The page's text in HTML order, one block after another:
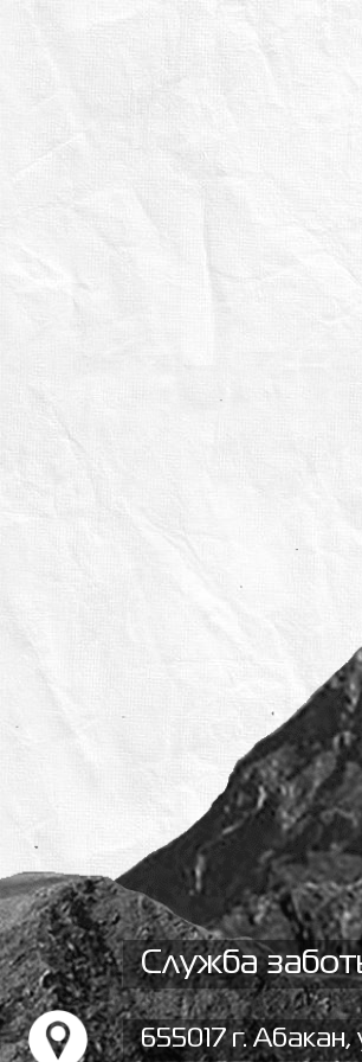
Служба
655017 г.